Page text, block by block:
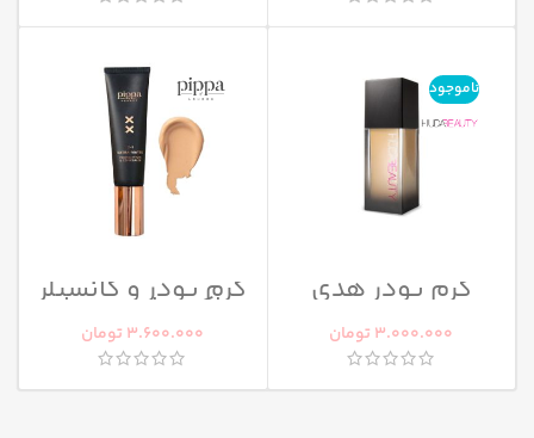
ناموجود
کرم پودر هدی
بیوتی
3.000.000 تومان
کرم پودر و کانسیلر
اکسترا مت پیپا
3.600.000 تومان